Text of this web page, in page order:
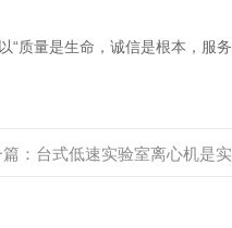
量是生命，诚信是根本，服务
篇： 台式低速实验室离心机是实验的理想